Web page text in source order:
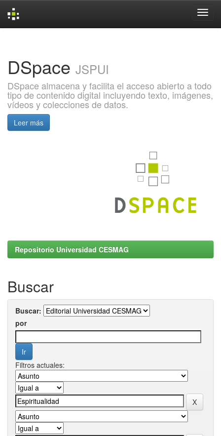
DSpace JSPUI
DSpace almacena y facilita el acceso abierto a todo
tipo de contenido digital incluyendo texto, imágenes,
vídeos y colecciones de datos.
Leer más
Repositorio Universidad CESMAG
Buscar
Buscar:
por
Filtros actuales: